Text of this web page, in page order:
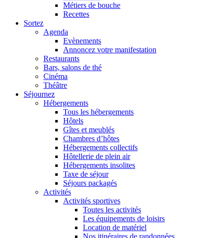
Métiers de bouche
Recettes
Sortez
Agenda
Evènements
Annoncez votre manifestation
Restaurants
Bars, salons de thé
Cinéma
Théâtre
Séjournez
Hébergements
Tous les hébergements
Hôtels
Gîtes et meublés
Chambres d’hôtes
Hébergements collectifs
Hôtellerie de plein air
Hébergements insolites
Taxe de séjour
Séjours packagés
Activités
Activités sportives
Toutes les activités
Les équipements de loisirs
Location de matériel
Nos itinéraires de randonnées